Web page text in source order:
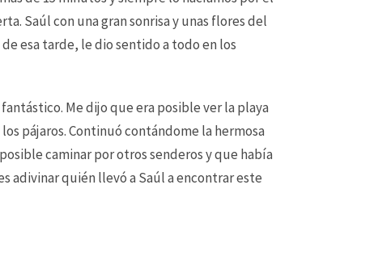
Saúl con una gran sonrisa y unas flores del
esa tarde, le dio sentido a todo en los
Me dijo que era posible ver la playa
pájaros. Continuó contándome la hermosa
caminar por otros senderos y que había
adivinar quién llevó a Saúl a encontrar este